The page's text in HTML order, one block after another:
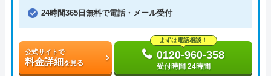
24時間365日無料で電話・メール受付
公式サイトで
料金詳細を見る
まずは電話相談！
0120-960-358
受付時間 24時間